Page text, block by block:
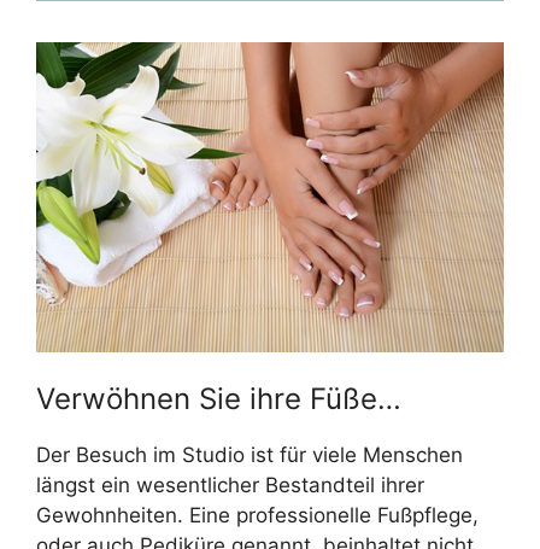
Verwöhnen Sie ihre Füße…
Der Besuch im Studio ist für viele Menschen
längst ein wesentlicher Bestandteil ihrer
Gewohnheiten. Eine professionelle Fußpflege,